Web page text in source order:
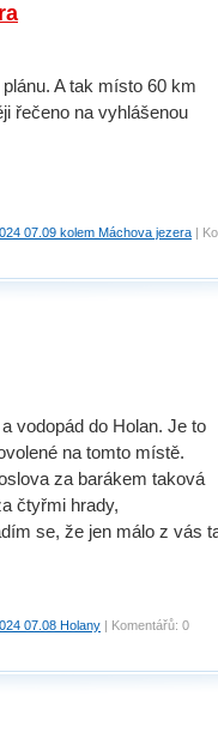
A tak místo 60 km
řečeno na vyhlášenou
07.09 kolem Máchova jezera |
vodopád do Holan. Je to
na tomto místě.
za barákem taková
čtyřmi hrady,
se, že jen málo z vás
07.08 Holany | Komentářů: 0